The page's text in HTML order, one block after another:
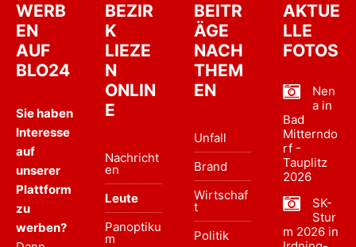
WERB
EN
AUF
BLO24
Sie haben
Interesse
auf
unserer
Plattform
zu
werben?
BEZIR
K
LIEZE
N
ONLIN
E
Nachricht
en
Leute
Panoptiku
m
BEITR
ÄGE
NACH
THEM
EN
Unfall
Brand
Wirtschaf
t
Politik
AKTUE
LLE
FOTOS
Nen
a in
Bad
Mitterndo
rf -
Tauplitz
2026
SK-
Stur
m 2026 in